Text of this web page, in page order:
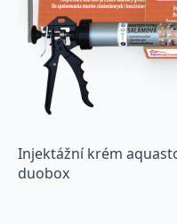
Injektážní krém
duobox